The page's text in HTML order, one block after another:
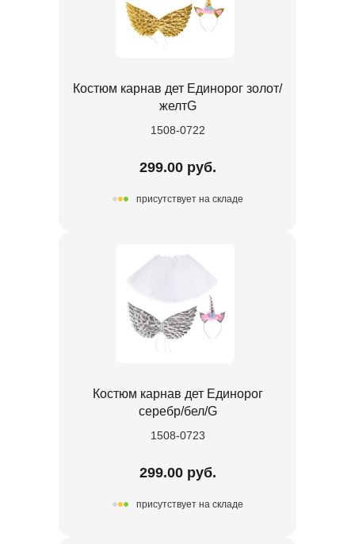
Костюм карнав дет Единорог золот/
желтG
1508-0722
299.00 руб.
присутствует на складе
Костюм карнав дет Единорог
серебр/бел/G
1508-0723
299.00 руб.
присутствует на складе